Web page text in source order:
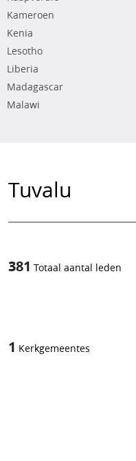
Kameroen
Kenia
Lesotho
Liberia
Madagascar
Malawi
Tuvalu
381 Totaal aantal leden
1 Kerkgemeentes